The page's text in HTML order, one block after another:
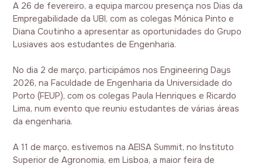
A 26 de fevereiro, a equipa marcou presença nos Dias da
Empregabilidade da UBI, com as colegas Mónica Pinto e
Diana Coutinho a apresentar as oportunidades do Grupo
Lusiaves aos estudantes de Engenharia.
No dia 2 de março, participámos nos Engineering Days
2026, na Faculdade de Engenharia da Universidade do
Porto (FEUP), com os colegas Paula Henriques e Ricardo
Lima, num evento que reuniu estudantes de várias áreas
da engenharia.
A 11 de março, estivemos na AEISA Summit, no Instituto
Superior de Agronomia, em Lisboa, a maior feira de